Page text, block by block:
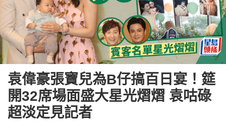
袁偉豪張寶兒為B仔搞百日宴！筵
開32席場面盛大星光熠熠 袁咕碌
超淡定見記者